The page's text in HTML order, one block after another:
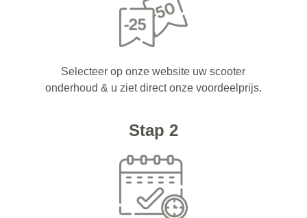
Selecteer op onze website uw scooter
onderhoud & u ziet direct onze voordeelprijs.
Stap 2